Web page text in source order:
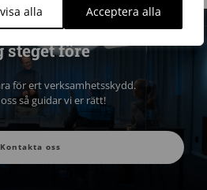
alla Acceptera alla
steget före
för ert verksamhetsskydd.
så guidar vi er rätt!
Kontakta oss